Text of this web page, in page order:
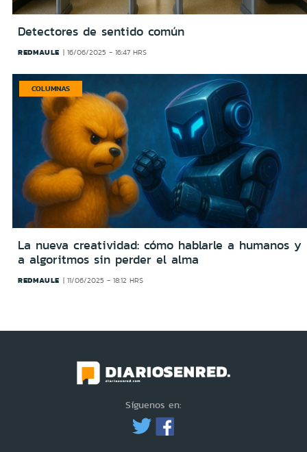
Detectores de sentido común
REDMAULE 16/06/2025 - 16:47 HRS
COLUMNAS
La nueva creatividad: cómo hablarle a humanos y
a algoritmos sin perder el alma
REDMAULE 11/06/2025 - 18:12 HRS
Síguenos en: